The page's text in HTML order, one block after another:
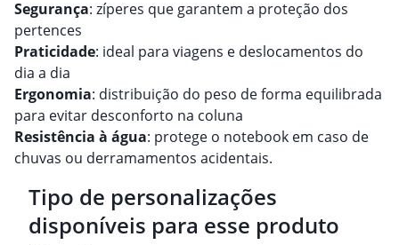
Segurança: zíperes que garantem a proteção dos
pertences
Praticidade: ideal para viagens e deslocamentos do
dia a dia
Ergonomia: distribuição do peso de forma equilibrada
para evitar desconforto na coluna
Resistência à água: protege o notebook em caso de
chuvas ou derramamentos acidentais.
Tipo de personalizações
disponíveis para esse produto